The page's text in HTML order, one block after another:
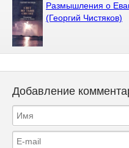
Размышления о
(Георгий Чистяков)
Добавление